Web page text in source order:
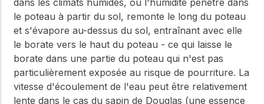
dans les climats humides, où l'humidité pénètre dans
le poteau à partir du sol, remonte le long du poteau
et s'évapore au-dessus du sol, entraînant avec elle
le borate vers le haut du poteau - ce qui laisse le
borate dans une partie du poteau qui n'est pas
particulièrement exposée au risque de pourriture. La
vitesse d'écoulement de l'eau peut être relativement
lente dans le cas du sapin de Douglas (une essence